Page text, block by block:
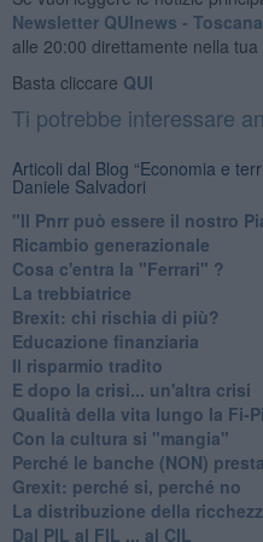
Newsletter QUInews -
alle 20:00 direttamente nella tua
Basta cliccare QUI
Ti potrebbe interessare
Articoli dal Blog “Economia e
Daniele Salvadori
"Il Pnrr può essere il nostro
Ricambio generazionale
Cosa c'entra la "Ferrari" ?
La trebbiatrice
Brexit: chi rischia di più?
Educazione finanziaria
Il risparmio tradito
E dopo la crisi... un'altra crisi
Qualità della vita lungo la Fi-
​Con la cultura si "mangia"
​Perché le banche (NON)
Grexit: perché si, perché no
La distribuzione della
Dal PIL al FIL ... al CIL